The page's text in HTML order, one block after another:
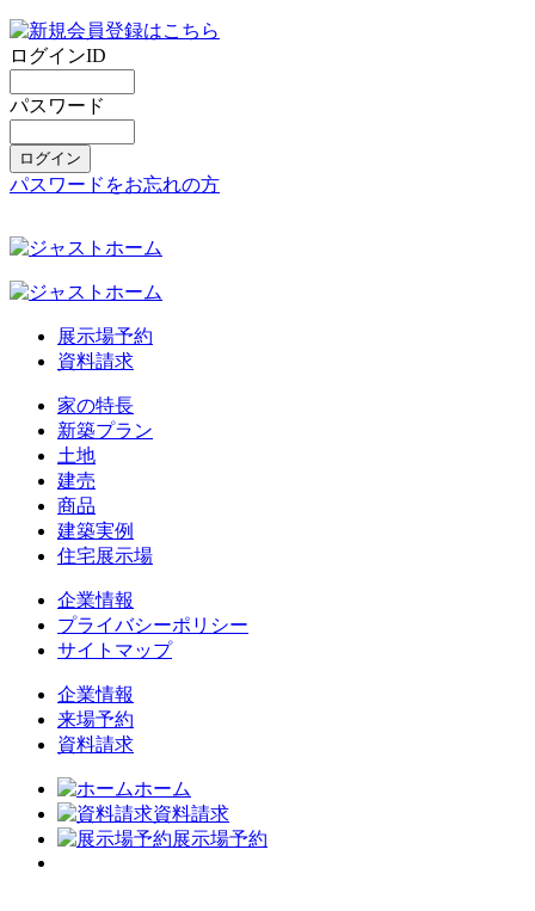
ログインID
パスワード
パスワードをお忘れの方
展示場予約
資料請求
家の特長
新築プラン
土地
建売
商品
建築実例
住宅展示場
企業情報
プライバシーポリシー
サイトマップ
企業情報
来場予約
資料請求
ホーム
資料請求
展示場予約